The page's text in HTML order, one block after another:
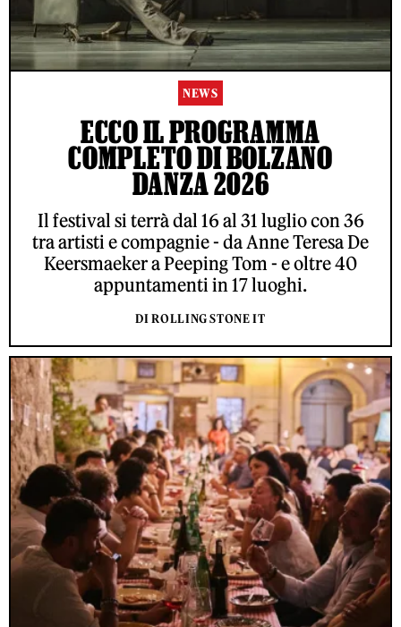
NEWS
ECCO IL PROGRAMMA
COMPLETO DI BOLZANO
DANZA 2026
Il festival si terrà dal 16 al 31 luglio con 36
tra artisti e compagnie - da Anne Teresa De
Keersmaeker a Peeping Tom - e oltre 40
appuntamenti in 17 luoghi.
DI ROLLING STONE IT